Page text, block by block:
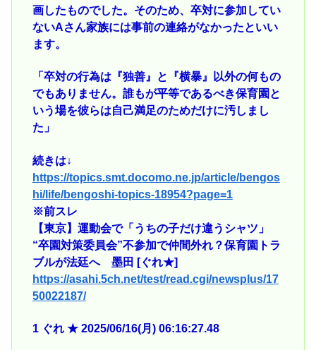
画したものでした。そのため、卒対に参加してい
ないAさん家族には事前の連絡がなかったといい
ます。
「卒対の行為は『独善』と『横暴』以外の何もの
でもありません。誰もが平等であるべき保育園と
いう場を彼らは自己満足のためだけに汚しまし
た」
続きは↓
https://topics.smt.docomo.ne.jp/article/bengos
hi/life/bengoshi-topics-18954?page=1
※前スレ
【東京】運動会で「うちの子だけ違うシャツ」
“卒園対策委員会”不参加で仲間外れ？保育園トラ
ブルが法廷へ 墨田 [ぐれ★]
https://asahi.5ch.net/test/read.cgi/newsplus/17
50022187/
1 ぐれ ★ 2025/06/16(月) 06:16:27.48